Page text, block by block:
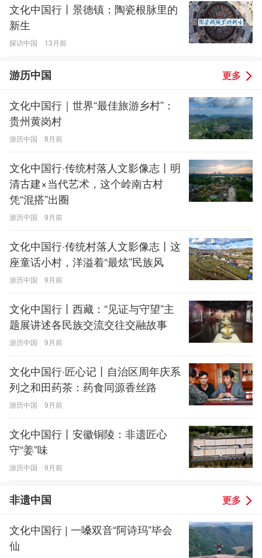
文化中国行丨景德镇：陶瓷根脉里的
新生
探访中国 13月前
游历中国 更多
文化中国行｜世界“最佳旅游乡村”：
贵州黄岗村
游历中国 8月前
文化中国行·传统村落人文影像志丨明
清古建×当代艺术，这个岭南古村
凭“混搭”出圈
游历中国 9月前
文化中国行·传统村落人文影像志丨这
座童话小村，洋溢着“最炫”民族风
游历中国 9月前
文化中国行丨西藏：“见证与守望”主
题展讲述各民族交流交往交融故事
游历中国 9月前
文化中国行·匠心记丨自治区周年庆系
列之和田药茶：药食同源香丝路
游历中国 9月前
文化中国行丨安徽铜陵：非遗匠心
守“姜”味
游历中国 9月前
非遗中国 更多
文化中国行 | 一嗓双音“阿诗玛”毕会
仙